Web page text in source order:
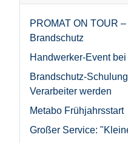
PROMAT ON TOUR
Brandschutz
Handwerker-Event
Brandschutz-
Verarbeiter werden
Metabo Frühjahrsstart
Großer Service: